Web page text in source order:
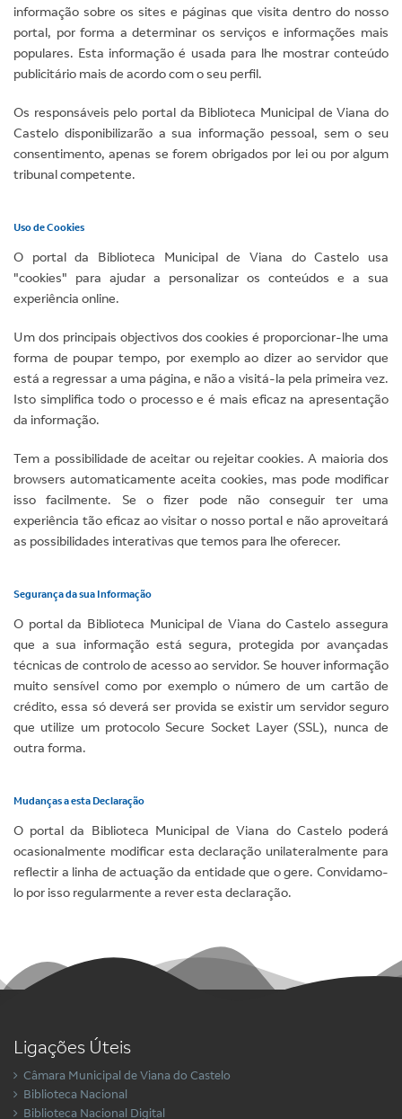
informação sobre os sites e páginas que visita dentro do nosso
portal, por forma a determinar os serviços e informações mais
populares. Esta informação é usada para lhe mostrar conteúdo
publicitário mais de acordo com o seu perfil.
Os responsáveis pelo portal da Biblioteca Municipal de Viana do
Castelo disponibilizarão a sua informação pessoal, sem o seu
consentimento, apenas se forem obrigados por lei ou por algum
tribunal competente.
Uso de Cookies
O portal da Biblioteca Municipal de Viana do Castelo usa
"cookies" para ajudar a personalizar os conteúdos e a sua
experiência online.
Um dos principais objectivos dos cookies é proporcionar-lhe uma
forma de poupar tempo, por exemplo ao dizer ao servidor que
está a regressar a uma página, e não a visitá-la pela primeira vez.
Isto simplifica todo o processo e é mais eficaz na apresentação
da informação.
Tem a possibilidade de aceitar ou rejeitar cookies. A maioria dos
browsers automaticamente aceita cookies, mas pode modificar
isso facilmente. Se o fizer pode não conseguir ter uma
experiência tão eficaz ao visitar o nosso portal e não aproveitará
as possibilidades interativas que temos para lhe oferecer.
Segurança da sua Informação
O portal da Biblioteca Municipal de Viana do Castelo assegura
que a sua informação está segura, protegida por avançadas
técnicas de controlo de acesso ao servidor. Se houver informação
muito sensível como por exemplo o número de um cartão de
crédito, essa só deverá ser provida se existir um servidor seguro
que utilize um protocolo Secure Socket Layer (SSL), nunca de
outra forma.
Mudanças a esta Declaração
O portal da Biblioteca Municipal de Viana do Castelo poderá
ocasionalmente modificar esta declaração unilateralmente para
reflectir a linha de actuação da entidade que o gere. Convidamo-
lo por isso regularmente a rever esta declaração.
Ligações Úteis
Câmara Municipal de Viana do Castelo
Biblioteca Nacional
Biblioteca Nacional Digital